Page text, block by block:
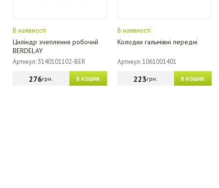
В наявності
Циліндр зчеплення робочий
BERDELAY
Артикул: 3140101102-BER
В КОШИК
276грн.
В наявності
Колодки гальмівні передні
Артикул: 1061001401
В КОШИК
223грн.